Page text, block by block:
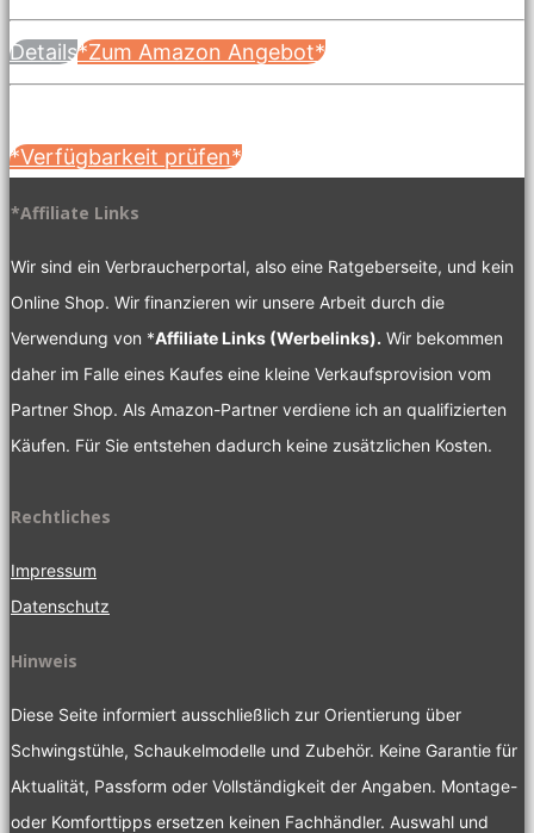
Details*Zum Amazon Angebot*
*Verfügbarkeit prüfen*
*Affiliate Links
Wir sind ein Verbraucherportal, also eine Ratgeberseite, und kein
Online Shop. Wir finanzieren wir unsere Arbeit durch die
Verwendung von *Affiliate Links (Werbelinks). Wir bekommen
daher im Falle eines Kaufes eine kleine Verkaufsprovision vom
Partner Shop. Als Amazon-Partner verdiene ich an qualifizierten
Käufen. Für Sie entstehen dadurch keine zusätzlichen Kosten.
Rechtliches
Impressum
Datenschutz
Hinweis
Diese Seite informiert ausschließlich zur Orientierung über
Schwingstühle, Schaukelmodelle und Zubehör. Keine Garantie für
Aktualität, Passform oder Vollständigkeit der Angaben. Montage-
oder Komforttipps ersetzen keinen Fachhändler. Auswahl und